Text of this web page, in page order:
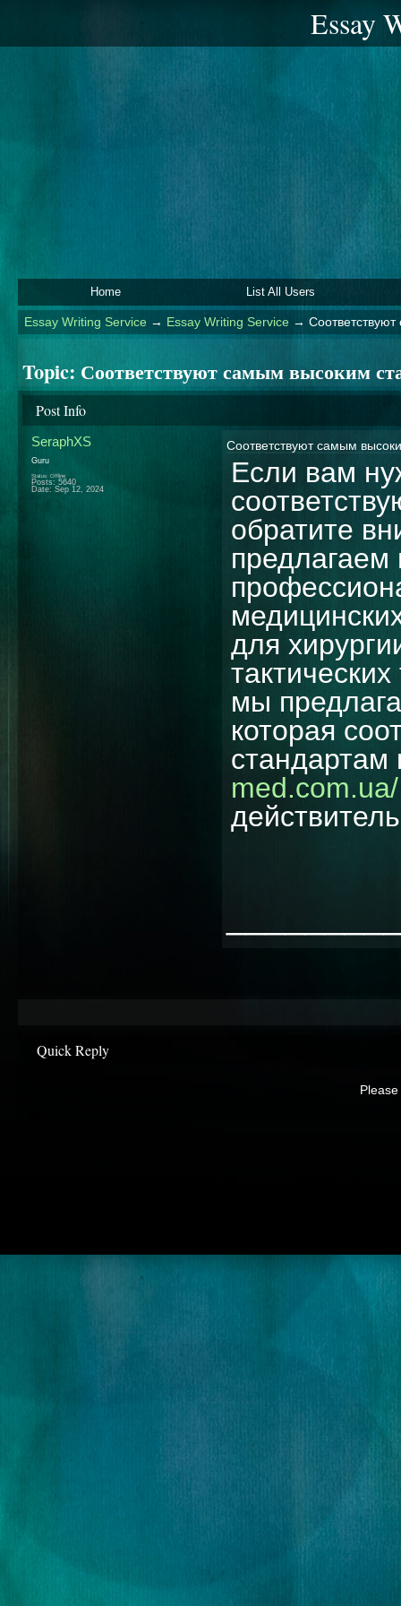
Essay
Home List All Users
Essay Writing Service → Essay Writing Service →
Topic: Соответствуют самым высоким
Post Info
SeraphXS
Guru
Status: Offline
Posts: 5640
Date: Sep 12, 2024
Соответствуют самым
Если вам
обратите
для
мы
которая
med.com.ua/
Quick Reply